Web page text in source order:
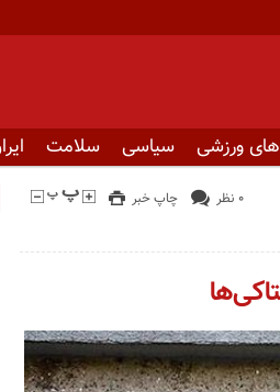
ورزشی سیاسی سلامت
چاپ خبر
۰ نظر